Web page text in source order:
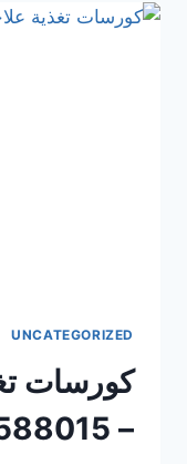
UNCATEGORIZED
كورسات
– 201064588015